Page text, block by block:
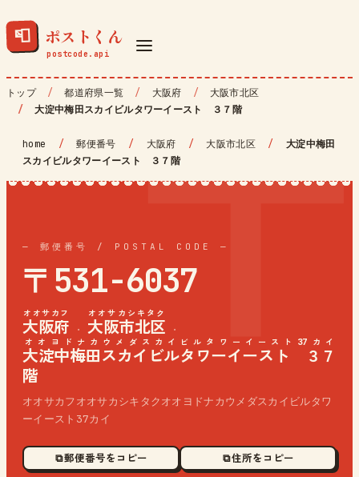
📮 ポストくん
トップ 都道府県一覧 大阪府
大阪市北区
大淀中梅田スカイビルタワーイースト ３７階
home / 郵便番号 / 大阪府 / 大阪市北区 /
大淀中梅田
スカイビルタワーイースト ３７階
— 郵便番号 / POSTAL CODE —
〒531-6037
大阪府
オオサカフ
· 大阪市北区
オオサカシキタク
·
大淀中梅田スカイビルタワーイースト ３７
階
オオヨドナカウメダスカイビルタワーイースト37カイ
オオサカフオオサカシキタクオオヨドナカウメダスカイビルタワ
ーイースト37カイ
⧉ 郵便番号をコピー ⧉ 住所をコピー